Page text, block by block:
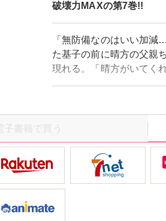
破壊力MAXの第7巻!!
「無防備なのはいい加
た基子の前に晴方の父親
現れる。「晴方がいてく
―。三宅先輩から不意打
なく本心から基子が好き
とするが!?
電子書籍で買う